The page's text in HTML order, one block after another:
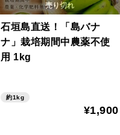
石垣島直送！「島バナ
ナ」栽培期間中農薬不使
用 1kg
約1kg
¥1,900